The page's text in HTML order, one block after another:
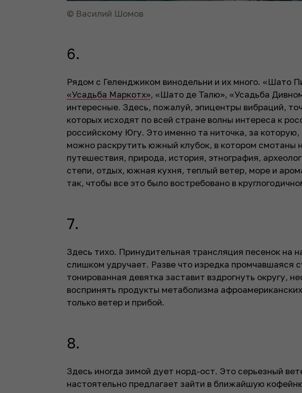
© Василий Шомов
6.
Рядом с Геленджиком винодельни и их много. «Шато
«Усадьба Маркотх», «Шато де Талю», «Усадьба
интересные. Здесь, пожалуй, эпицентры вибраций,
которых исходят по всей стране волны интереса к
российскому Югу. Это именно та ниточка, за
можно раскрутить южный клубок, в котором смотаны
путешествия, природа, история, этнография,
степи, отдых, южная кухня, теплый ветер, море и
так, чтобы все это было востребовано в
7.
Здесь тихо. Принудительная трансляция песенок на
слишком удручает. Разве что изредка промчавшаяся
тонированная девятка заставит вздрогнуть округу,
воспринять продукты метаболизма
только ветер и прибой.
8.
Здесь иногда зимой дует норд-ост. Это серьезный
настоятельно предлагает зайти в ближайшую